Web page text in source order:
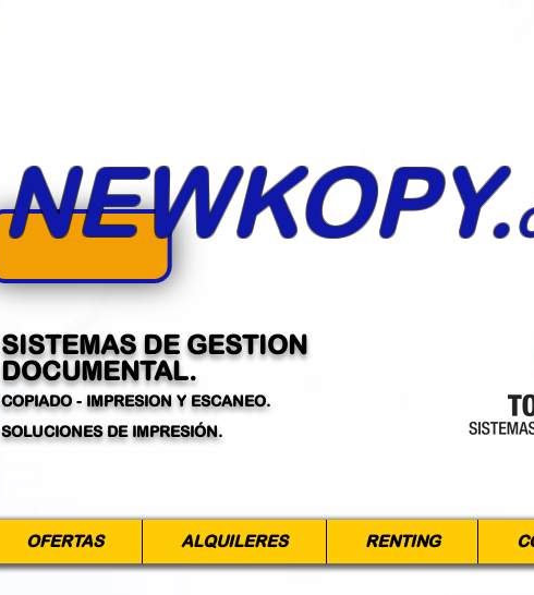
NEWKOPY.
SISTEMAS DE GESTION
DOCUMENTAL.
COPIADO - IMPRESION Y ESCANEO.
SOLUCIONES DE IMPRESIÓN.
OFERTAS ALQUILERES RENTING